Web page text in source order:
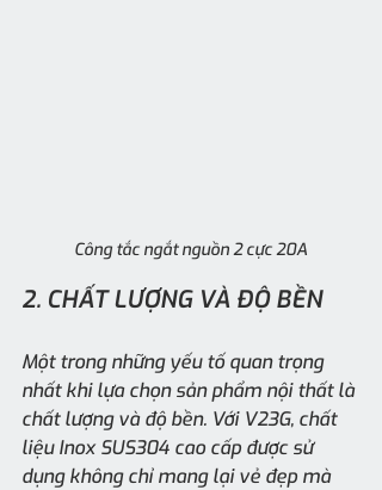
Công tắc ngắt nguồn 2 cực 20A
2. CHẤT LƯỢNG VÀ ĐỘ BỀN
Một trong những yếu tố quan trọng
nhất khi lựa chọn sản phẩm nội thất là
chất lượng và độ bền. Với V23G, chất
liệu Inox SUS304 cao cấp được sử
dụng không chỉ mang lại vẻ đẹp mà